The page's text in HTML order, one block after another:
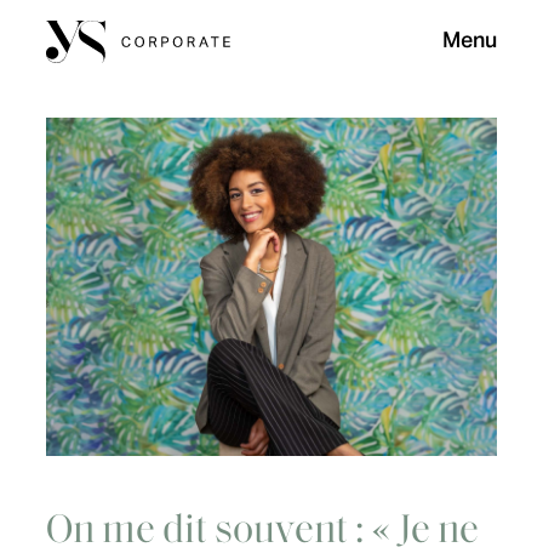
Menu
On me dit souvent : « Je ne